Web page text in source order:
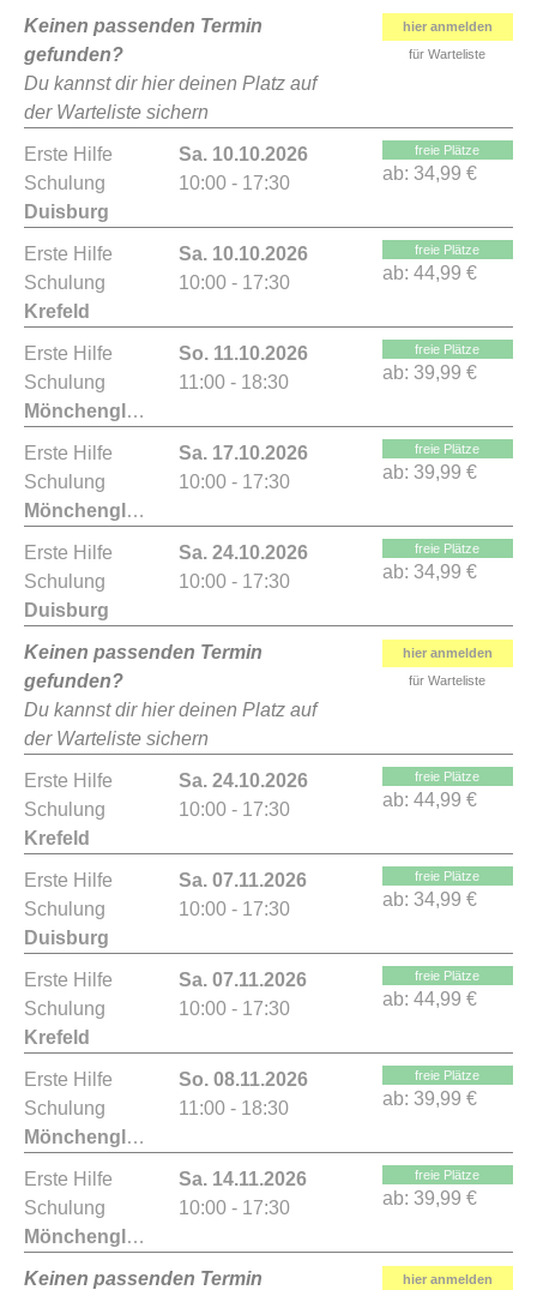
Keinen passenden Termin
gefunden?
Du kannst dir hier deinen Platz auf
der Warteliste sichern
hier anmelden
für Warteliste
Erste Hilfe
Schulung
Duisburg
Sa. 10.10.2026
10:00 - 17:30
freie Plätze
ab: 34,99 €
Erste Hilfe
Schulung
Krefeld
Sa. 10.10.2026
10:00 - 17:30
freie Plätze
ab: 44,99 €
Erste Hilfe
Schulung
Mönchengladbach
So. 11.10.2026
11:00 - 18:30
freie Plätze
ab: 39,99 €
Erste Hilfe
Schulung
Mönchengladbach
Sa. 17.10.2026
10:00 - 17:30
freie Plätze
ab: 39,99 €
Erste Hilfe
Schulung
Duisburg
Sa. 24.10.2026
10:00 - 17:30
freie Plätze
ab: 34,99 €
Keinen passenden Termin
gefunden?
Du kannst dir hier deinen Platz auf
der Warteliste sichern
hier anmelden
für Warteliste
Erste Hilfe
Schulung
Krefeld
Sa. 24.10.2026
10:00 - 17:30
freie Plätze
ab: 44,99 €
Erste Hilfe
Schulung
Duisburg
Sa. 07.11.2026
10:00 - 17:30
freie Plätze
ab: 34,99 €
Erste Hilfe
Schulung
Krefeld
Sa. 07.11.2026
10:00 - 17:30
freie Plätze
ab: 44,99 €
Erste Hilfe
Schulung
Mönchengladbach
So. 08.11.2026
11:00 - 18:30
freie Plätze
ab: 39,99 €
Erste Hilfe
Schulung
Mönchengladbach
Sa. 14.11.2026
10:00 - 17:30
freie Plätze
ab: 39,99 €
Keinen passenden Termin
hier anmelden